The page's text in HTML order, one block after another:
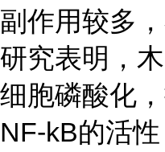
副作用较多
研究表明，
细胞磷酸化
NF-kB的活